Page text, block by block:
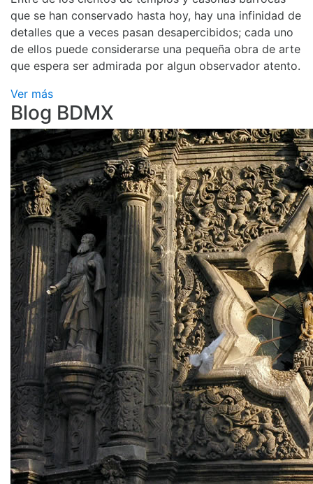
que se han conservado hasta hoy, hay una infinidad de
detalles que a veces pasan desapercibidos; cada uno
de ellos puede considerarse una pequeña obra de arte
que espera ser admirada por algun observador atento.
Ver más
Blog BDMX